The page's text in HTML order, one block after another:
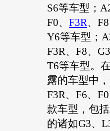
S6等车型 ；
F0、 F3R、
Y6等车型 ；
F3R、F8、
T6等车型。
露的车型中
F3R、F6、
款车型 ，包
的诸如G3、